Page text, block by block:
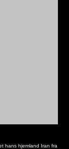
hans hjemland Iran fra